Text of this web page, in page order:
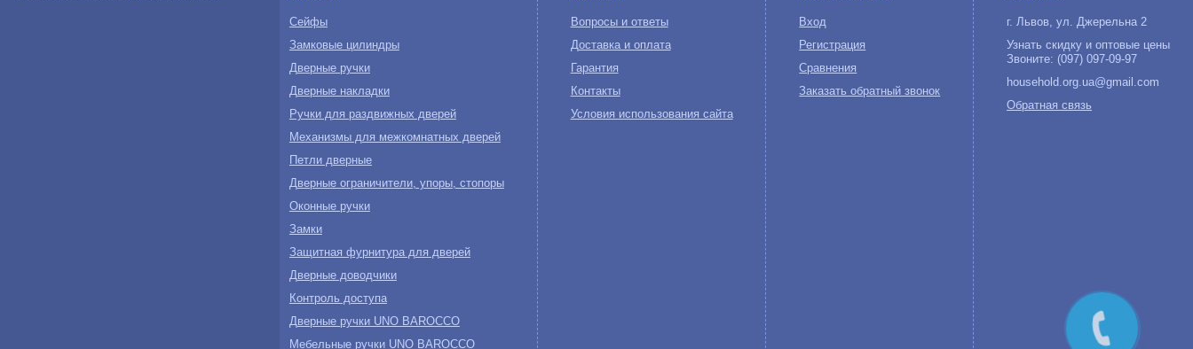
Сейфы
Замковые цилиндры
Дверные ручки
Дверные накладки
Ручки для раздвижных дверей
Механизмы для межкомнатных дверей
Петли дверные
Дверные ограничители, упоры, стопоры
Оконные ручки
Замки
Защитная фурнитура для дверей
Дверные доводчики
Контроль доступа
Дверные ручки UNO BAROCCO
Мебельные ручки UNO BAROCCO
Вопросы и ответы
Доставка и оплата
Гарантия
Контакты
Условия использования сайта
Вход
Регистрация
Сравнения
Заказать обратный звонок
г. Львов, ул. Джерельна 2
Узнать скидку и оптовые цены
Звоните: (097) 097-09-97
household.org.ua@gmail.com
Обратная связь